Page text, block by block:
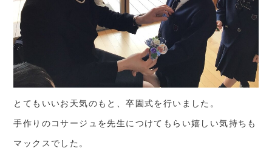
とてもいいお天気のもと、卒園式を行いました。
手作りのコサージュを先生につけてもらい嬉しい気持ちも
マックスでした。